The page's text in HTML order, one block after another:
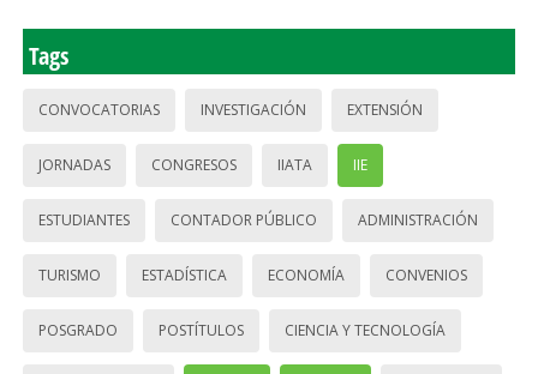
Tags
CONVOCATORIAS INVESTIGACIÓN EXTENSIÓN
JORNADAS CONGRESOS IIATA IIE
ESTUDIANTES CONTADOR PÚBLICO ADMINISTRACIÓN
TURISMO ESTADÍSTICA ECONOMÍA CONVENIOS
POSGRADO POSTÍTULOS CIENCIA Y TECNOLOGÍA